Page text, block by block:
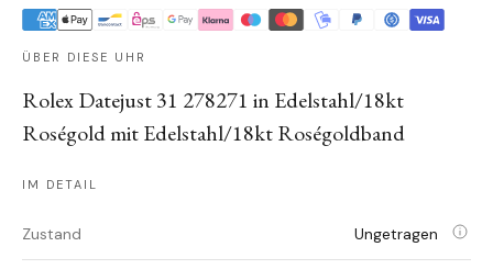
ÜBER DIESE UHR
Rolex Datejust 31 278271 in Edelstahl/18kt
Roségold mit Edelstahl/18kt Roségoldband
IM DETAIL
Zustand Ungetragen